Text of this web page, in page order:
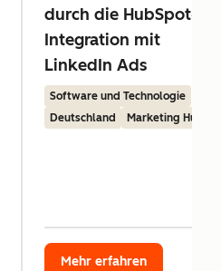
durch die HubSpot-
Integration mit
LinkedIn Ads
Software und Technologie
Deutschland
Marketing Hub
Mehr erfahren